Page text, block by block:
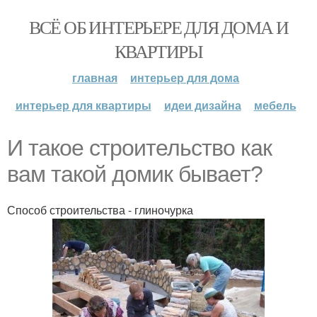
ВСЁ ОБ ИНТЕРЬЕРЕ ДЛЯ ДОМА И
КВАРТИРЫ
главная
интерьер для дома
интерьер для квартиры
идеи дизайна мебель
И такое строительство как
вам такой домик бывает?
Способ строительства - глиночурка